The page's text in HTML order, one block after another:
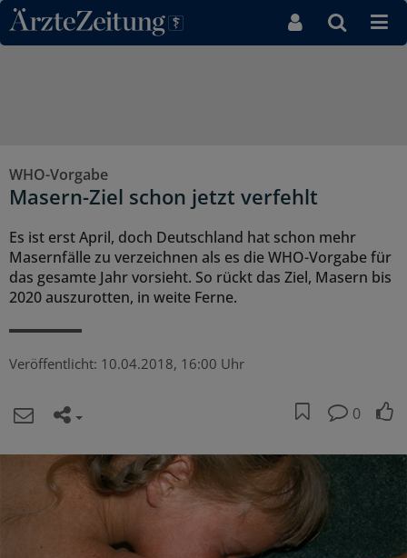
Direkt zum Inhaltsbereich
WHO-Vorgabe
Masern-Ziel schon jetzt verfehlt
Es ist erst April, doch Deutschland hat schon mehr
Masernfälle zu verzeichnen als es die WHO-Vorgabe für
das gesamte Jahr vorsieht. So rückt das Ziel, Masern bis
2020 auszurotten, in weite Ferne.
Veröffentlicht: 10.04.2018, 16:00 Uhr
0